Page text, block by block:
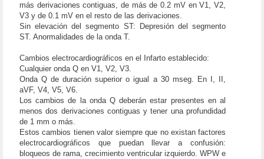
más derivaciones contiguas, de más de 0.2 mV en V1, V2,
V3 y de 0.1 mV en el resto de las derivaciones.
Sin elevación del segmento ST: Depresión del segmento
ST. Anormalidades de la onda T.
Cambios electrocardiográficos en el Infarto establecido:
Cualquier onda Q en V1, V2, V3.
Onda Q de duración superior o igual a 30 mseg. En I, II,
aVF, V4, V5, V6.
Los cambios de la onda Q deberán estar presentes en al
menos dos derivaciones contiguas y tener una profundidad
de 1 mm o más.
Estos cambios tienen valor siempre que no existan factores
electrocardiográficos que puedan llevar a confusión:
bloqueos de rama, crecimiento ventricular izquierdo. WPW e